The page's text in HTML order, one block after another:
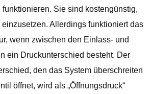
Sie sind kostengünstig,
Allerdings funktioniert das
wenn zwischen den Einlass- und
ein Druckunterschied besteht. Der
den das System überschreiten
öffnet, wird als „Öffnungsdruck“